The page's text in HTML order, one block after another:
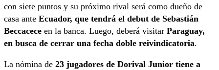
con siete puntos y su próximo rival será como dueño de
casa ante Ecuador, que tendrá el debut de Sebastián
Beccacece en la banca. Luego, deberá visitar Paraguay,
en busca de cerrar una fecha doble reivindicatoria.
La nómina de 23 jugadores de Dorival Junior tiene a